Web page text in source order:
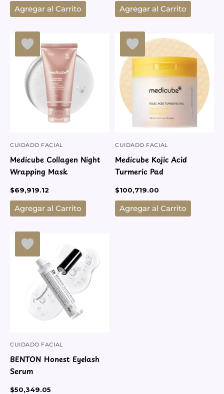
Agregar al Carrito Agregar al Carrito
CUIDADO FACIAL
Medicube Collagen Night
Wrapping Mask
$69,919.12
Agregar al Carrito
CUIDADO FACIAL
Medicube Kojic Acid
Turmeric Pad
$100,719.00
Agregar al Carrito
CUIDADO FACIAL
BENTON Honest Eyelash
Serum
$50,349.05